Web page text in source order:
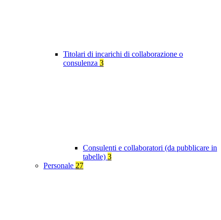
Titolari di incarichi di collaborazione o
consulenza 3
Consulenti e collaboratori (da pubblicare in
tabelle) 3
Personale 27